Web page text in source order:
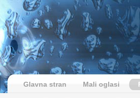
Glavna stran Mali oglasi